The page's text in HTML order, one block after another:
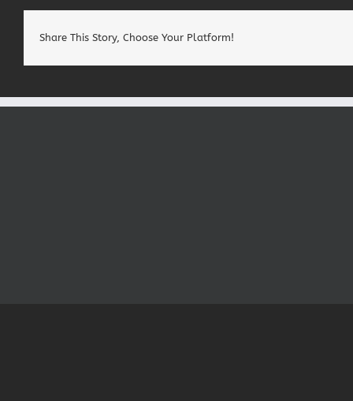
Share This Story, Choose Your Platform!